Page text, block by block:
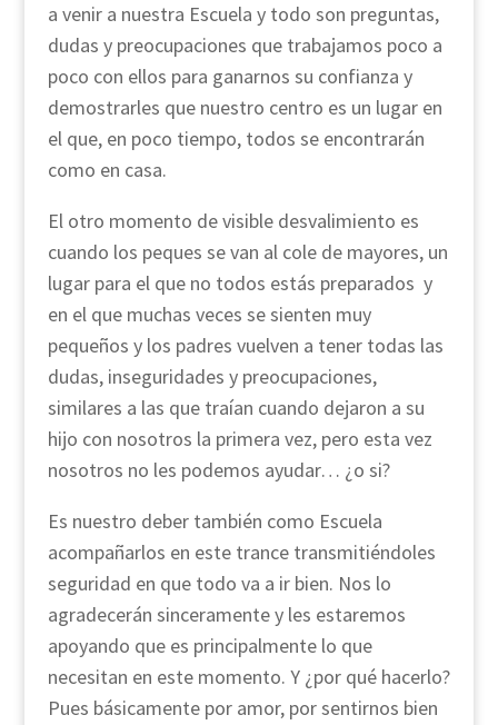
a venir a nuestra Escuela y todo son preguntas,
dudas y preocupaciones que trabajamos poco a
poco con ellos para ganarnos su confianza y
demostrarles que nuestro centro es un lugar en
el que, en poco tiempo, todos se encontrarán
como en casa.
El otro momento de visible desvalimiento es
cuando los peques se van al cole de mayores, un
lugar para el que no todos estás preparados y
en el que muchas veces se sienten muy
pequeños y los padres vuelven a tener todas las
dudas, inseguridades y preocupaciones,
similares a las que traían cuando dejaron a su
hijo con nosotros la primera vez, pero esta vez
nosotros no les podemos ayudar… ¿o si?
Es nuestro deber también como Escuela
acompañarlos en este trance transmitiéndoles
seguridad en que todo va a ir bien. Nos lo
agradecerán sinceramente y les estaremos
apoyando que es principalmente lo que
necesitan en este momento. Y ¿por qué hacerlo?
Pues básicamente por amor, por sentirnos bien